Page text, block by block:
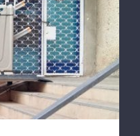
asansörü